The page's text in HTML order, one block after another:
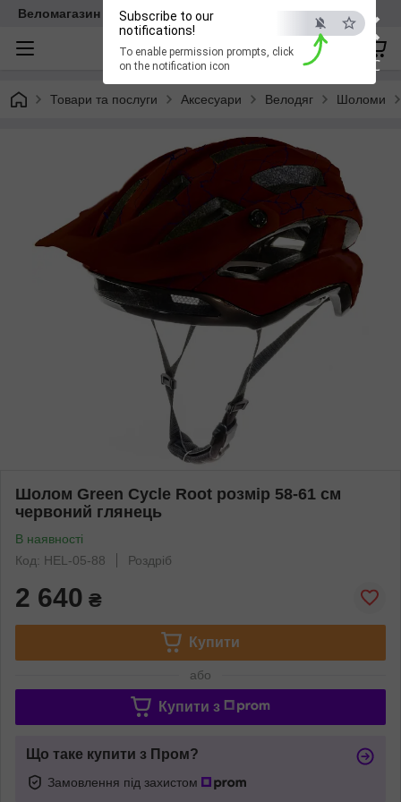
×
ESC
Subscribe to our
notifications!
To enable permission prompts, click
on the notification icon
Веломагазин EasyBike
Товари та послуги Аксесуари Велодяг Шоломи
Шолом Green Cycle Root розмір 58-61 см
червоний глянець
В наявності
Код: HEL-05-88
Роздріб
2 640 ₴
Купити
або
Купити з
Що таке купити з Пром?
Замовлення під захистом